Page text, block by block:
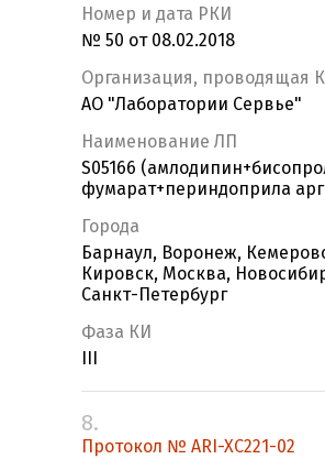
Номер и дата РКИ
№ 50 от 08.02.2018
Организация, проводящая
АО "Лаборатории Сервье"
Наименование ЛП
S05166
фумарат+периндоприла
Города
Барнаул, Воронеж,
Кировск, Москва,
Санкт-Петербург
Фаза КИ
8.
Протокол № ARI-XC221-02